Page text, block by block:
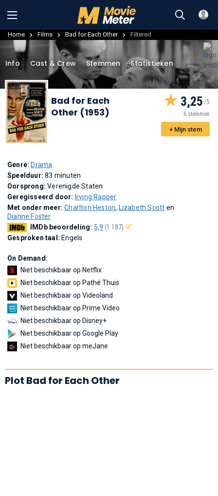
Home Films Bad for Each Other Filtered
Info Cast & Crew Stemmen Statistieken
Bad for Each
Other (1953)
3,25
6 stemmen
+ Mijn stem
Genre: Drama
Speelduur:83 minuten
Oorsprong:Verenigde Staten
Geregisseerd door: Irving Rapper
Met onder meer:Charlton Heston, Lizabeth Scott en
Dianne Foster
IMDb beoordeling: 5,9 (1.187)
Gesproken taal: Engels
On Demand:
Niet beschikbaar op Netflix
Niet beschikbaar op Pathé Thuis
Niet beschikbaar op Videoland
Niet beschikbaar op Prime Video
Niet beschikbaar op Disney+
Niet beschikbaar op Google Play
Niet beschikbaar op meJane
Plot Bad for Each Other